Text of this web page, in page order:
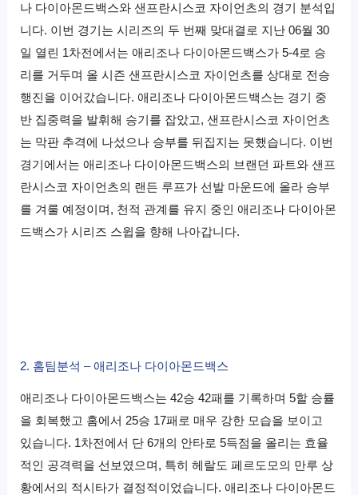
나 다이아몬드백스와 샌프란시스코 자이언츠의 경기 분석입
니다. 이번 경기는 시리즈의 두 번째 맞대결로 지난 06월 30
일 열린 1차전에서는 애리조나 다이아몬드백스가 5-4로 승
리를 거두며 올 시즌 샌프란시스코 자이언츠를 상대로 전승
행진을 이어갔습니다. 애리조나 다이아몬드백스는 경기 중
반 집중력을 발휘해 승기를 잡았고, 샌프란시스코 자이언츠
는 막판 추격에 나섰으나 승부를 뒤집지는 못했습니다. 이번
경기에서는 애리조나 다이아몬드백스의 브랜던 파트와 샌프
란시스코 자이언츠의 랜든 루프가 선발 마운드에 올라 승부
를 겨룰 예정이며, 천적 관계를 유지 중인 애리조나 다이아몬
드백스가 시리즈 스윕을 향해 나아갑니다.
2. 홈팀분석 – 애리조나 다이아몬드백스
애리조나 다이아몬드백스는 42승 42패를 기록하며 5할 승률
을 회복했고 홈에서 25승 17패로 매우 강한 모습을 보이고
있습니다. 1차전에서 단 6개의 안타로 5득점을 올리는 효율
적인 공격력을 선보였으며, 특히 헤랄도 페르도모의 만루 상
황에서의 적시타가 결정적이었습니다. 애리조나 다이아몬드